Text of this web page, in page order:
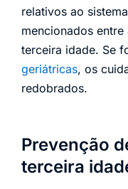
relativos ao
mencionados
terceira idade. Se
geriátricas, os
redobrados.
Prevenção
terceira